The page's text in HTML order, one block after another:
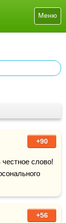
Меню
+90
слово!
+56